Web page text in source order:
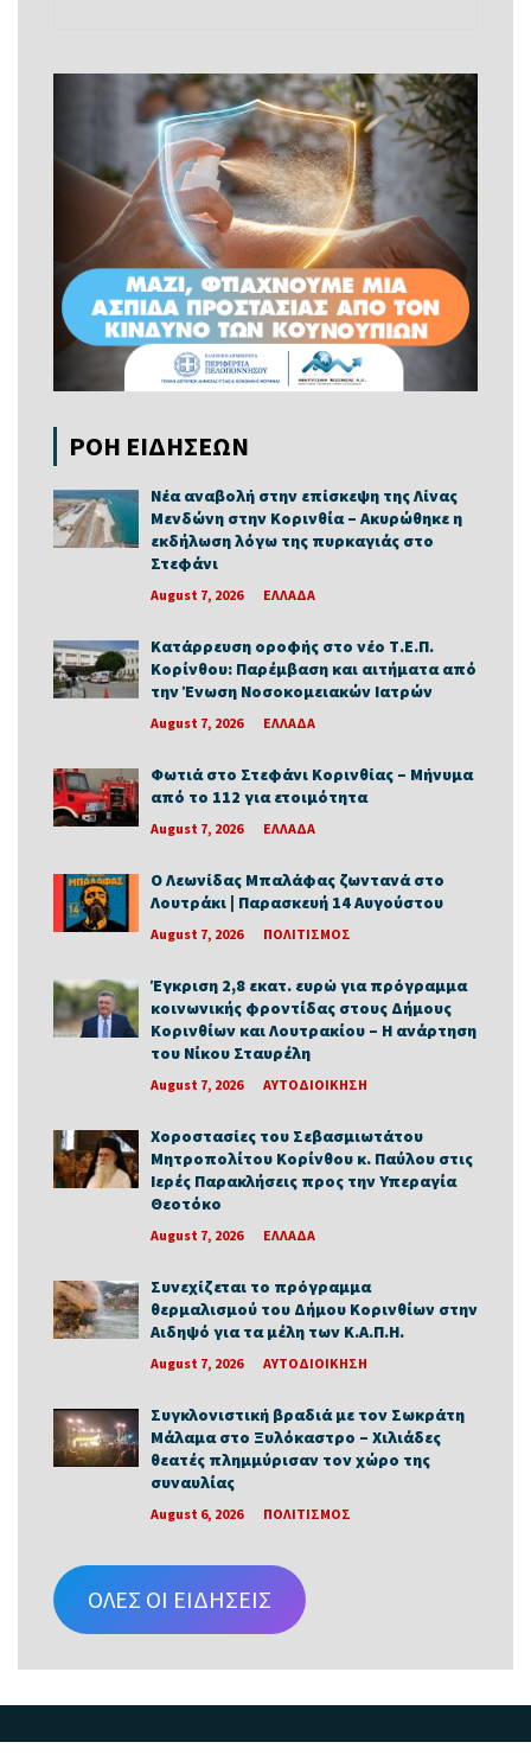
ΡΟΗ ΕΙΔΗΣΕΩΝ
Νέα αναβολή στην επίσκεψη της Λίνας
Μενδώνη στην Κορινθία – Ακυρώθηκε η
εκδήλωση λόγω της πυρκαγιάς στο
Στεφάνι
August 7, 2026 ΕΛΛΑΔΑ
Κατάρρευση οροφής στο νέο Τ.Ε.Π.
Κορίνθου: Παρέμβαση και αιτήματα από
την Ένωση Νοσοκομειακών Ιατρών
August 7, 2026 ΕΛΛΑΔΑ
Φωτιά στο Στεφάνι Κορινθίας – Μήνυμα
από το 112 για ετοιμότητα
August 7, 2026 ΕΛΛΑΔΑ
Ο Λεωνίδας Μπαλάφας ζωντανά στο
Λουτράκι | Παρασκευή 14 Αυγούστου
August 7, 2026 ΠΟΛΙΤΙΣΜΟΣ
Έγκριση 2,8 εκατ. ευρώ για πρόγραμμα
κοινωνικής φροντίδας στους Δήμους
Κορινθίων και Λουτρακίου – Η ανάρτηση
του Νίκου Σταυρέλη
August 7, 2026 ΑΥΤΟΔΙΟΙΚΗΣΗ
Χοροστασίες του Σεβασμιωτάτου
Μητροπολίτου Κορίνθου κ. Παύλου στις
Ιερές Παρακλήσεις προς την Υπεραγία
Θεοτόκο
August 7, 2026 ΕΛΛΑΔΑ
Συνεχίζεται το πρόγραμμα
θερμαλισμού του Δήμου Κορινθίων στην
Αιδηψό για τα μέλη των Κ.Α.Π.Η.
August 7, 2026 ΑΥΤΟΔΙΟΙΚΗΣΗ
Συγκλονιστική βραδιά με τον Σωκράτη
Μάλαμα στο Ξυλόκαστρο – Χιλιάδες
θεατές πλημμύρισαν τον χώρο της
συναυλίας
August 6, 2026 ΠΟΛΙΤΙΣΜΟΣ
ΟΛΕΣ ΟΙ ΕΙΔΗΣΕΙΣ